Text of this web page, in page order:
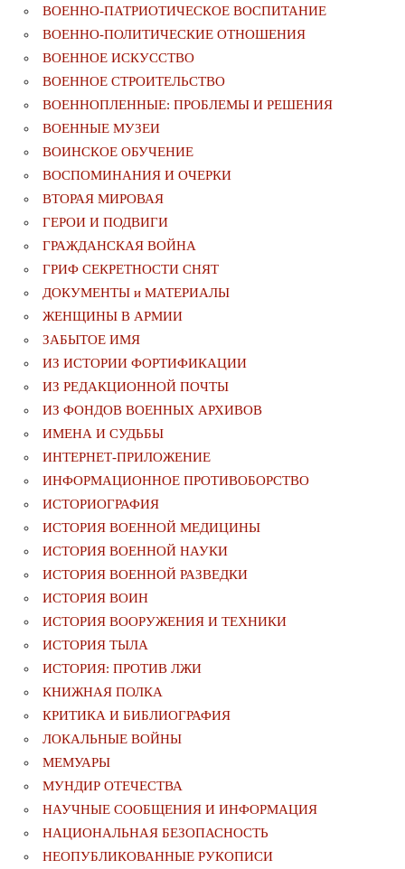
ВОЕННО-ПАТРИОТИЧЕСКОЕ ВОСПИТАНИЕ
ВОЕННО-ПОЛИТИЧЕСКИE ОТНОШЕНИЯ
ВОЕННОЕ ИСКУССТВО
ВОЕННОЕ СТРОИТЕЛЬСТВО
ВОЕННОПЛЕННЫЕ: ПРОБЛЕМЫ И РЕШЕНИЯ
ВОЕННЫЕ МУЗЕИ
ВОИНСКОЕ ОБУЧЕНИЕ
ВОСПОМИНАНИЯ И ОЧЕРКИ
ВТОРАЯ МИРОВАЯ
ГЕРОИ И ПОДВИГИ
ГРАЖДАНСКАЯ ВОЙНА
ГРИФ СЕКРЕТНОСТИ СНЯТ
ДОКУМЕНТЫ и МАТЕРИАЛЫ
ЖЕНЩИНЫ В АРМИИ
ЗАБЫТОЕ ИМЯ
ИЗ ИСТОРИИ ФОРТИФИКАЦИИ
ИЗ РЕДАКЦИОННОЙ ПОЧТЫ
ИЗ ФОНДОВ ВОЕННЫХ АРХИВОВ
ИМЕНА И СУДЬБЫ
ИНТЕРНЕТ-ПРИЛОЖЕНИЕ
ИНФОРМАЦИОННОЕ ПРОТИВОБОРСТВО
ИСТОРИОГРАФИЯ
ИСТОРИЯ ВОЕННОЙ МЕДИЦИНЫ
ИСТОРИЯ ВОЕННОЙ НАУКИ
ИСТОРИЯ ВОЕННОЙ РАЗВЕДКИ
ИСТОРИЯ ВОИН
ИСТОРИЯ ВООРУЖЕНИЯ И ТЕХНИКИ
ИСТОРИЯ ТЫЛА
ИСТОРИЯ: ПРОТИВ ЛЖИ
КНИЖНАЯ ПОЛКА
КРИТИКА И БИБЛИОГРАФИЯ
ЛОКАЛЬНЫЕ ВОЙНЫ
МЕМУАРЫ
МУНДИР ОТЕЧЕСТВА
НАУЧНЫЕ СООБЩЕНИЯ И ИНФОРМАЦИЯ
НАЦИОНАЛЬНАЯ БЕЗОПАСНОСТЬ
НЕОПУБЛИКОВАННЫЕ РУКОПИСИ